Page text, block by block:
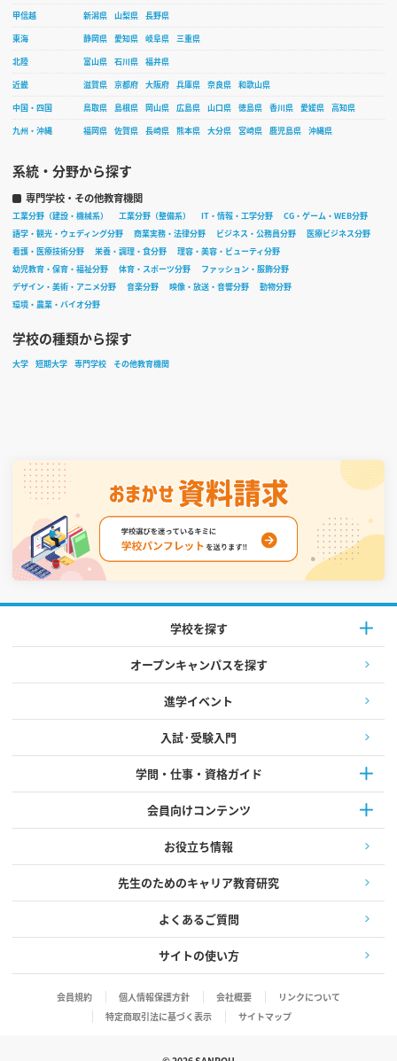
甲信越
新潟県 山梨県
長野県
東海
静岡県 愛知県 岐阜県
三重県
北陸
富山県 石川県
福井県
近畿
滋賀県 京都府 大阪府 兵庫県 奈良県
和歌山県
中国・四国
鳥取県 島根県 岡山県 広島県 山口県 徳島県 香川県 愛媛県
高知県
九州・沖縄
福岡県 佐賀県 長崎県 熊本県 大分県 宮崎県 鹿児島県 沖縄県
系統・分野から探す
専門学校・その他教育機関
工業分野（建設・機械系） 工業分野（整備系） IT・情報・工学分野
CG・ゲーム・WEB分野
語学・観光・ウェディング分野
商業実務・法律分野 ビジネス・公務員分野
医療ビジネス分野
看護・医療技術分野
栄養・調理・食分野
理容・美容・ビューティ分野
幼児教育・保育・福祉分野
体育・スポーツ分野
ファッション・服飾分野
デザイン・美術・アニメ分野
音楽分野 映像・放送・音響分野
動物分野
環境・農業・バイオ分野
学校の種類から探す
大学 短期大学 専門学校 その他教育機関
学校を探す
オープンキャンパスを探す
進学イベント
入試·受験入門
学問・仕事・資格ガイド
会員向けコンテンツ
お役立ち情報
先生のためのキャリア教育研究
よくあるご質問
サイトの使い方
会員規約 個人情報保護方針 会社概要
リンクについて
特定商取引法に基づく表示
サイトマップ